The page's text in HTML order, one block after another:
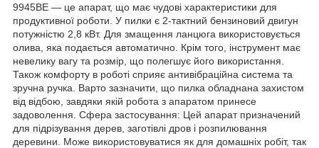
9945BE — це апарат, що має чудові характеристики для
продуктивної роботи. У пилки є 2-тактний бензиновий двигун
потужністю 2,8 кВт. Для змащення ланцюга використовується
олива, яка подається автоматично. Крім того, інструмент має
невелику вагу та розмір, що полегшує його використання.
Також комфорту в роботі сприяє антивібраційна система та
зручна ручка. Варто зазначити, що пилка обладнана захистом
від відбою, завдяки якій робота з апаратом принесе
задоволення. Сфера застосування: Цей апарат призначений
для підрізування дерев, заготівлі дров і розпилювання
деревини. Може використовуватися як для домашніх робіт, так